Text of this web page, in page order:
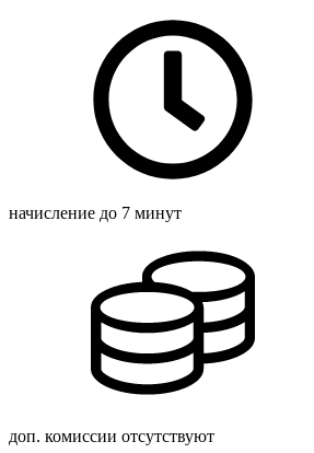
начисление до 7 минут
доп. комиссии отсутствуют